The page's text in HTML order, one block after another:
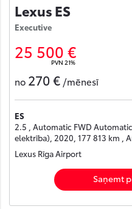
Lexus ES
Executive
25 500 €
PVN 21%
no 270 € /mēnesī
ES
2.5 , Automatic FWD
elektrība), 2020, 177 813 km ,
Lexus Rīga Airport
Saņemt